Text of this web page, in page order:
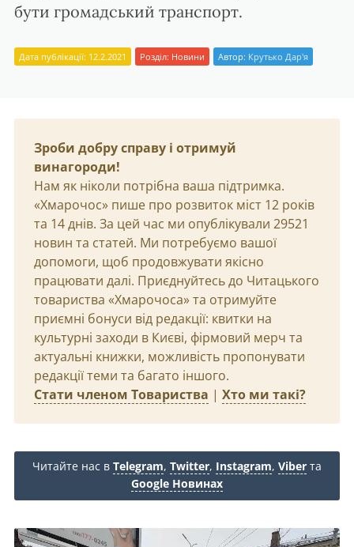
бути громадський транспорт.
Дата публікації: 12.2.2021 Розділ: Новини Автор: Крутько Дар'я
Зроби добру справу і отримуй
винагороди!
Нам як ніколи потрібна ваша підтримка.
«Хмарочос» пише про розвиток міст 12 років
та 14 днів. За цей час ми опублікували 29521
новин та статей. Ми потребуємо вашої
допомоги, щоб продовжувати якісно
працювати далі. Приєднуйтесь до Читацького
товариства «Хмарочоса» та отримуйте
приємні бонуси від редакції: квитки на
культурні заходи в Києві, фірмовий мерч та
актуальні книжки, можливість пропонувати
редакції теми та багато іншого.
Стати членом Товариства | Хто ми такі?
Читайте нас в Telegram, Twitter, Instagram, Viber та
Google Новинах